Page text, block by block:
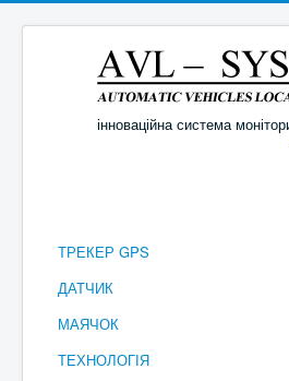
інноваційна система
ТРЕКЕР GPS
ДАТЧИК
МАЯЧОК
ТЕХНОЛОГІЯ